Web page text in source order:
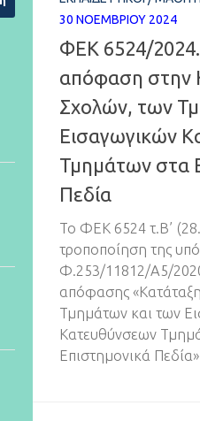
30 ΝΟΕΜΒΡΊΟΥ 2024
ΦΕΚ 6524/
απόφαση στην
Σχολών, των
Εισαγωγικών
Τμημάτων στα
Πεδία
Το ΦΕΚ 6524 τ.Β’
τροποποίηση της υπό
Φ.253/11812/Α5/
απόφασης
Τμημάτων και των
Κατευθύνσεων
Επιστημονικά Πεδία»